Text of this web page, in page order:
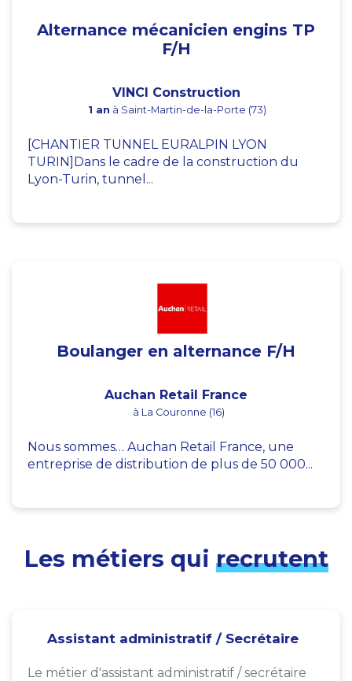
Alternance mécanicien engins TP
F/H
VINCI Construction
1 an à Saint-Martin-de-la-Porte (73)
[CHANTIER TUNNEL EURALPIN LYON
TURIN]Dans le cadre de la construction du
Lyon-Turin, tunnel...
Boulanger en alternance F/H
Auchan Retail France
à La Couronne (16)
Nous sommes… Auchan Retail France, une
entreprise de distribution de plus de 50 000...
Les métiers qui recrutent
Assistant administratif / Secrétaire
Le métier d'assistant administratif / secrétaire